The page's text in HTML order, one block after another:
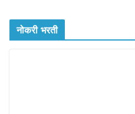
नोकरी भरती